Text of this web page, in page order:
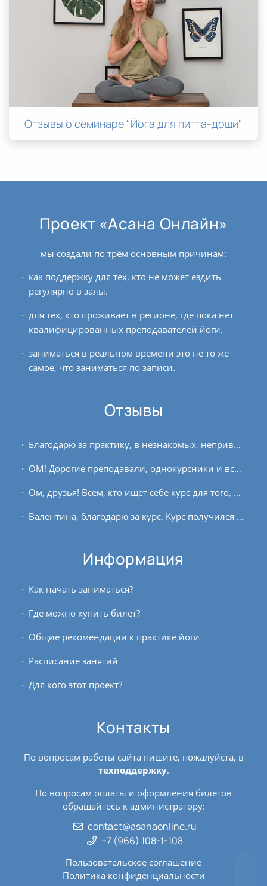
Отзывы о семинаре "Йога для питта-доши"
Проект «Асана Онлайн»
мы создали по трём основным причинам:
как поддержку для тех, кто не может ездить
регулярно в залы.
для тех, кто проживает в регионе, где пока нет
квалифицированных преподавателей йоги.
заниматься в реальном времени это не то же
самое, что заниматься по записи.
Отзывы
Благодарю за практику, в незнакомых, непривычных положениях бывает сложно переносить внимание внутрь, внешняя отстройка уводит. В целом эффективная, глубокая практика. Мне всё...
ОМ! Дорогие преподавали, однокурсники и все, кто сопричастен к созданию курса, благодарю всех вас за это совместное путешествие! У меня не было ожиданий до начала занятий, но я и...
Ом, друзья! Всем, кто ищет себе курс для того, чтобы заложить основы йоги и получить ценные знания, я рекомендую преподавательский курс клуба OUM.RU. Эти полгода пролетели...
Валентина, благодарю за курс. Курс получился ёмким. Доступным для начинающих. Занятия выстроены от простого к сложному, что помогает продвигаться очень постепенно....
Информация
Как начать заниматься?
Где можно купить билет?
Общие рекомендации к практике йоги
Расписание занятий
Для кого этот проект?
Контакты
По вопросам работы сайта пишите, пожалуйста, в
техподдержку.
По вопросам оплаты и оформления билетов
обращайтесь к администратору:
contact@asanaonline.ru
+7 (966) 108-1-108
Пользовательское соглашение
Политика конфиденциальности